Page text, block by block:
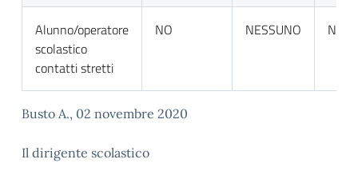
Alunno/operatore
scolastico
contatti stretti
NO NESSUNO
Busto A., 02 novembre 2020
Il dirigente scolastico